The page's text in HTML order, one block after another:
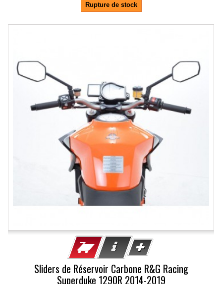
Rupture de stock
Sliders de Réservoir Carbone R&G Racing
Superduke 1290R 2014-2019